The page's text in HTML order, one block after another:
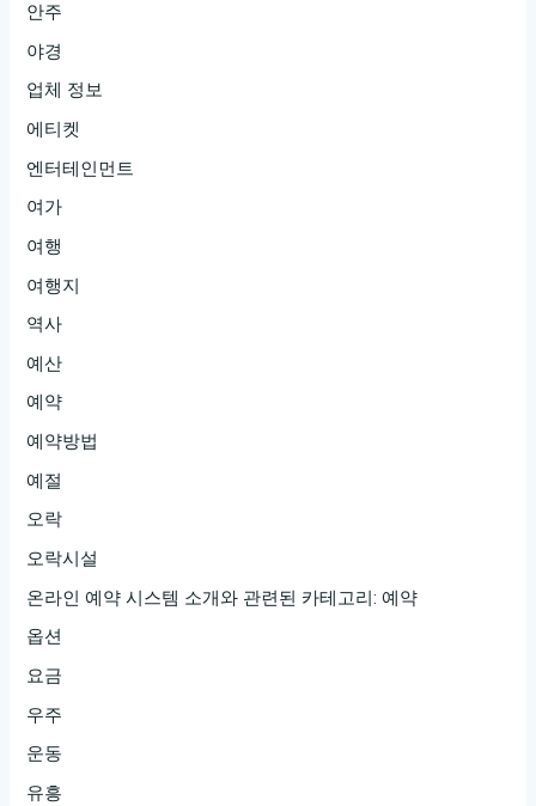
안주
야경
업체 정보
에티켓
엔터테인먼트
여가
여행
여행지
역사
예산
예약
예약방법
예절
오락
오락시설
온라인 예약 시스템 소개와 관련된 카테고리: 예약
옵션
요금
우주
운동
유흥